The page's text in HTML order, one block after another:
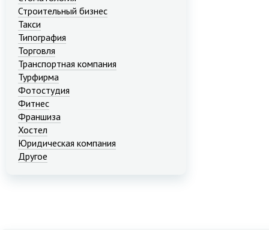
Строительный бизнес
Такси
Типография
Торговля
Транспортная компания
Турфирма
Фотостудия
Фитнес
Франшиза
Хостел
Юридическая компания
Другое